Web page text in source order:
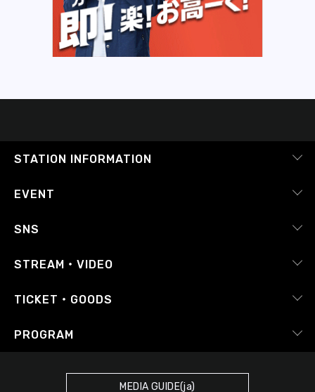
STATION INFORMATION
会社概要
番組審議会
Japan FM League
SDGsへの取り組み
EVENT
ピックアップ
SNS
RADIPASS
Instagram
STREAM・VIDEO
radiko.jp
TICKET・GOODS
RADIPASS TICKET
PROGRAM
MEDIA GUIDE(ja)